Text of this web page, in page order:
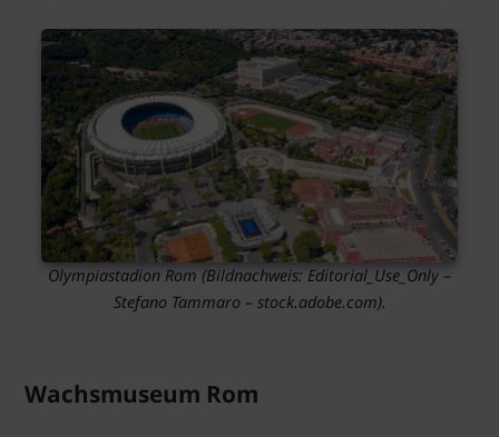
Olympiastadion Rom (Bildnachweis: Editorial_Use_Only –
Stefano Tammaro – stock.adobe.com).
Wachsmuseum Rom